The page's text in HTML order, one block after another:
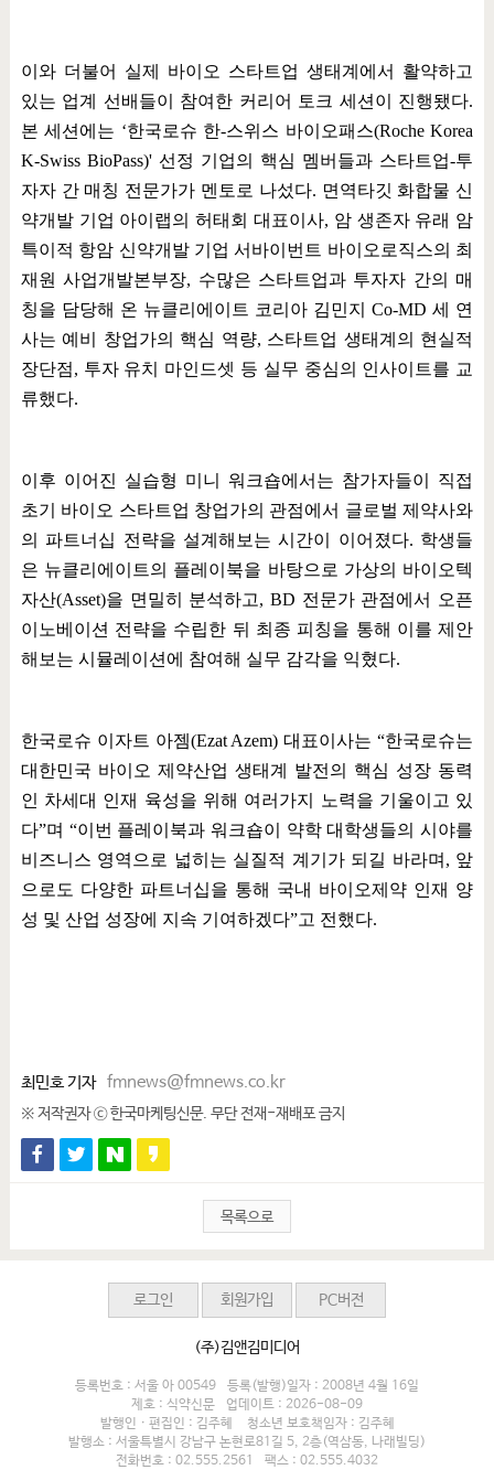
이와 더불어 실제 바이오 스타트업 생태계에서 활약하고
있는 업계 선배들이 참여한 커리어 토크 세션이 진행됐다.
본 세션에는 ‘한국로슈 한-스위스 바이오패스(Roche Korea
K-Swiss BioPass)' 선정 기업의 핵심 멤버들과 스타트업-투
자자 간 매칭 전문가가 멘토로 나섰다. 면역타깃 화합물 신
약개발 기업 아이랩의 허태회 대표이사, 암 생존자 유래 암
특이적 항암 신약개발 기업 서바이번트 바이오로직스의 최
재원 사업개발본부장, 수많은 스타트업과 투자자 간의 매
칭을 담당해 온 뉴클리에이트 코리아 김민지Co-MD세 연
사는 예비 창업가의 핵심 역량, 스타트업 생태계의 현실적
장단점, 투자 유치 마인드셋 등 실무 중심의 인사이트를 교
류했다.
이후 이어진 실습형 미니 워크숍에서는 참가자들이 직접
초기 바이오 스타트업 창업가의 관점에서 글로벌 제약사와
의 파트너십 전략을 설계해보는 시간이 이어졌다. 학생들
은 뉴클리에이트의 플레이북을 바탕으로 가상의 바이오텍
자산(Asset)을 면밀히 분석하고, BD 전문가 관점에서 오픈
이노베이션 전략을 수립한 뒤 최종 피칭을 통해 이를 제안
해보는 시뮬레이션에 참여해 실무 감각을 익혔다.
한국로슈 이자트 아젬(Ezat Azem)대표이사는“한국로슈는
대한민국 바이오 제약산업 생태계 발전의 핵심 성장 동력
인 차세대 인재 육성을 위해 여러가지 노력을 기울이고 있
다”며 “이번 플레이북과 워크숍이 약학 대학생들의 시야를
비즈니스 영역으로 넓히는 실질적 계기가 되길 바라며 , 앞
으로도 다양한 파트너십을 통해 국내 바이오제약 인재 양
성 및 산업 성장에 지속 기여하겠다”고 전했다.
최민호 기자 fmnews@fmnews.co.kr
※ 저작권자 ⓒ 한국마케팅신문. 무단 전재-재배포 금지
목록으로
로그인 회원가입 PC버전
(주)김앤김미디어
등록번호 : 서울 아 00549
등록(발행)일자 : 2008년 4월 16일
제호 : 식약신문
업데이트 : 2026-08-09
발행인 · 편집인 : 김주혜
청소년 보호책임자 : 김주혜
발행소 : 서울특별시 강남구 논현로81길 5, 2층(역삼동, 나래빌딩)
전화번호 : 02.555.2561
팩스 : 02.555.4032